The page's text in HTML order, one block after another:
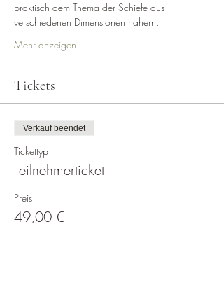
praktisch dem Thema der Schiefe aus
verschiedenen Dimensionen nähern.
Mehr anzeigen
Tickets
Verkauf beendet
Tickettyp
Teilnehmerticket
Preis
49,00 €